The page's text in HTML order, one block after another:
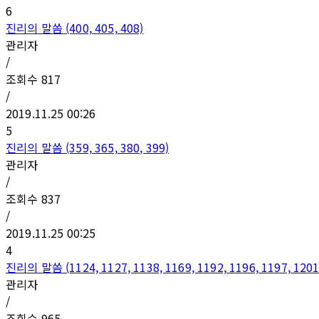
6
진리의 말씀 (400, 405, 408)
관리자
/
조회수 817
/
2019.11.25 00:26
5
진리의 말씀 (359, 365, 380, 399)
관리자
/
조회수 837
/
2019.11.25 00:25
4
진리의 말씀 (1124, 1127, 1138, 1169, 1192, 1196, 1197,
관리자
/